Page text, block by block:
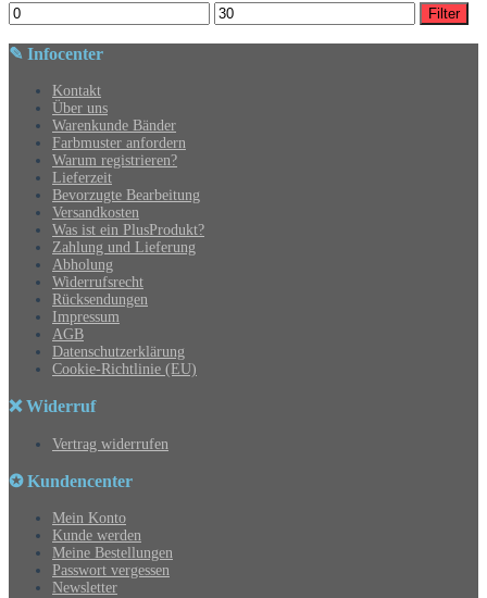
Min.
Preis
Max.
Preis
Filter
✎ Infocenter
Kontakt
Über uns
Warenkunde Bänder
Farbmuster anfordern
Warum registrieren?
Lieferzeit
Bevorzugte Bearbeitung
Versandkosten
Was ist ein PlusProdukt?
Zahlung und Lieferung
Abholung
Widerrufsrecht
Rücksendungen
Impressum
AGB
Datenschutzerklärung
Cookie-Richtlinie (EU)
❌ Widerruf
Vertrag widerrufen
✪ Kundencenter
Mein Konto
Kunde werden
Meine Bestellungen
Passwort vergessen
Newsletter